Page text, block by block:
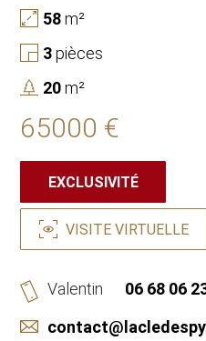
58m²
3pièces
20m²
65000 €
EXCLUSIVITÉ
VISITE VIRTUELLE
Valentin
06 68 06